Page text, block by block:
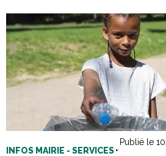
INFOS MAIRIE - SERVICES•
Publié le